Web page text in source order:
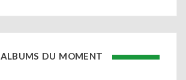
ALBUMS DU MOMENT